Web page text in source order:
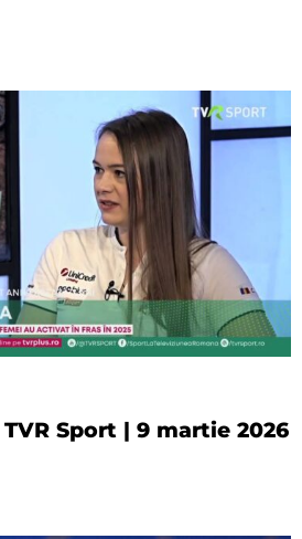
Sport | 9 martie 2026